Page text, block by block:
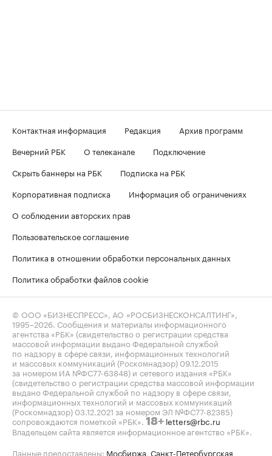
Контактная информация Редакция
Архив программ
Вечерний РБК
О телеканале
Подключение
Скрыть баннеры на РБК
Подписка на РБК
Корпоративная подписка
Информация об ограничениях
О соблюдении авторских прав
Пользовательское соглашение
Политика в отношении обработки персональных данных
Политика обработки файлов cookie
© ООО «БИЗНЕСПРЕСС», АО «РОСБИЗНЕСКОНСАЛТИНГ»,
1995–2026. Сообщения и материалы информационного
агентства «РБК» (свидетельство о регистрации средства
массовой информации выдано Федеральной службой
по надзору в сфере связи, информационных технологий
и массовых коммуникаций (Роскомнадзор) 09.12.2015
за номером ИА №ФС77-63848) и сетевого издания «РБК»
(свидетельство о регистрации средства массовой информации
выдано Федеральной службой по надзору в сфере связи,
информационных технологий и массовых коммуникаций
(Роскомнадзор) 03.12.2021 за номером ЭЛ №ФС77-82385)
сопровождаются пометкой «РБК». 18+ letters@rbc.ru
Владельцем сайта является информационное агентство «РБК».
Данные предоставлены: Мосбиржа, Санкт-Петербургская